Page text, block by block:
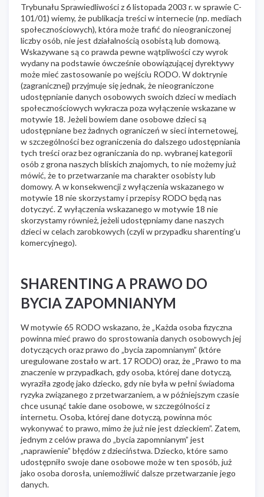
Trybunału Sprawiedliwości z 6 listopada 2003 r. w sprawie C-
101/01) wiemy, że publikacja treści w internecie (np. mediach
społecznościowych), która może trafić do nieograniczonej
liczby osób, nie jest działalnością osobistą lub domową.
Wskazywane są co prawda pewne wątpliwości czy wyrok
wydany na podstawie ówcześnie obowiązującej dyrektywy
może mieć zastosowanie po wejściu RODO. W doktrynie
(zagranicznej) przyjmuje się jednak, że nieograniczone
udostępnianie danych osobowych swoich dzieci w mediach
społecznościowych wykracza poza wyłączenie wskazane w
motywie 18. Jeżeli bowiem dane osobowe dzieci są
udostępniane bez żadnych ograniczeń w sieci internetowej,
w szczególności bez ograniczenia do dalszego udostępniania
tych treści oraz bez ograniczania do np. wybranej kategorii
osób z grona naszych bliskich znajomych, to nie możemy już
mówić, że to przetwarzanie ma charakter osobisty lub
domowy. A w konsekwencji z wyłączenia wskazanego w
motywie 18 nie skorzystamy i przepisy RODO będą nas
dotyczyć. Z wyłączenia wskazanego w motywie 18 nie
skorzystamy również, jeżeli udostępniamy dane naszych
dzieci w celach zarobkowych (czyli w przypadku sharenting’u
komercyjnego).
SHARENTING A PRAWO DO
BYCIA ZAPOMNIANYM
W motywie 65 RODO wskazano, że „Każda osoba fizyczna
powinna mieć prawo do sprostowania danych osobowych jej
dotyczących oraz prawo do „bycia zapomnianym” (które
uregulowane zostało w art. 17 RODO) oraz, że „Prawo to ma
znaczenie w przypadkach, gdy osoba, której dane dotyczą,
wyraziła zgodę jako dziecko, gdy nie była w pełni świadoma
ryzyka związanego z przetwarzaniem, a w późniejszym czasie
chce usunąć takie dane osobowe, w szczególności z
internetu. Osoba, której dane dotyczą, powinna móc
wykonywać to prawo, mimo że już nie jest dzieckiem”. Zatem,
jednym z celów prawa do „bycia zapomnianym” jest
„naprawienie” błędów z dzieciństwa. Dziecko, które samo
udostępniło swoje dane osobowe może w ten sposób, już
jako osoba dorosła, uniemożliwić dalsze przetwarzanie jego
danych.